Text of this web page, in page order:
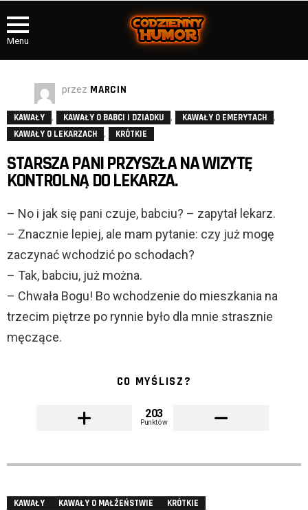
Menu
przez MARCIN
KAWAŁY , KAWAŁY O BABCI I DZIADKU , KAWAŁY O EMERYTACH ,
KAWAŁY O LEKARZACH , KRÓTKIE
STARSZA PANI PRZYSZŁA NA WIZYTĘ
KONTROLNĄ DO LEKARZA.
– No i jak się pani czuje, babciu? – zapytał lekarz.
– Znacznie lepiej, ale mam pytanie: czy już mogę
zaczynać wchodzić po schodach?
– Tak, babciu, już można.
– Chwała Bogu! Bo wchodzenie do mieszkania na
trzecim piętrze po rynnie było dla mnie strasznie
męczące.
CO MYŚLISZ?
203
Punktów
KAWAŁY KAWAŁY O MAŁŻEŃSTWIE KRÓTKIE